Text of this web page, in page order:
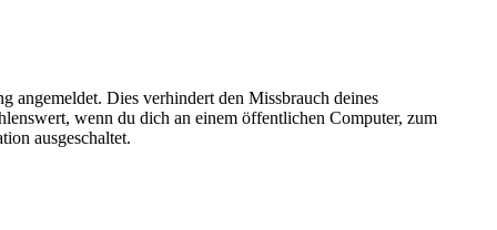
angemeldet. Dies verhindert den Missbrauch deines
wenn du dich an einem öffentlichen Computer, zum
ausgeschaltet.